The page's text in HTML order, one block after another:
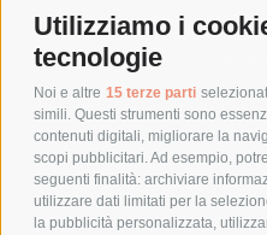
Utilizziamo i
tecnologie
Noi e altre 15 terze parti
simili. Questi strumenti sono
contenuti digitali, migliorare la
scopi pubblicitari. Ad esempio,
seguenti finalità: archiviare
utilizzare dati limitati per la
la pubblicità personalizzata,
COSTI DI